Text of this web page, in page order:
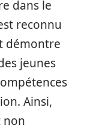
dans le
reconnu
démontre
jeunes
Ainsi,
non